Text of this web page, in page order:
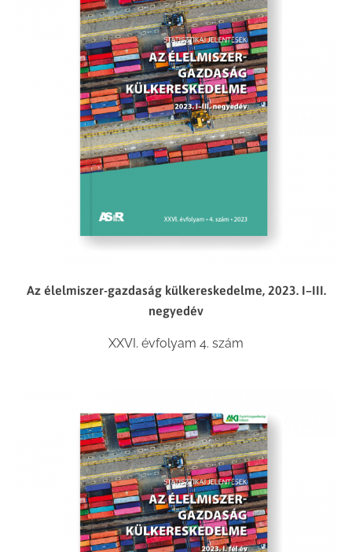
Az élelmiszer-gazdaság külkereskedelme, 2023. I–III.
negyedév
XXVI. évfolyam 4. szám